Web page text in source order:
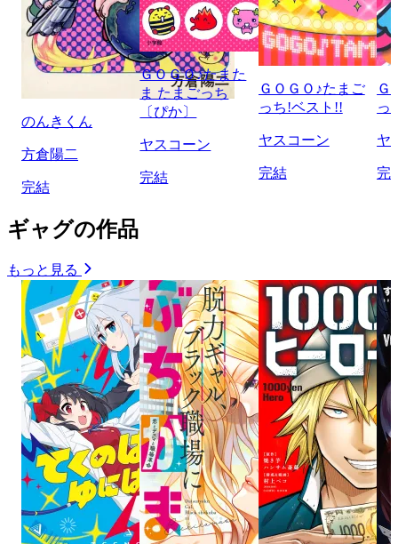
のんきくん
方倉陽二
完結
ＧＯＧＯ♪たまた
ま たまごっち
〔ぴか〕
ヤスコーン
完結
ＧＯＧＯ♪たまご
っち!ベスト!!
ヤスコーン
完結
Ｇ
っ
ヤ
完
ギャグの作品
もっと見る